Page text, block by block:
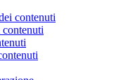
contenuti